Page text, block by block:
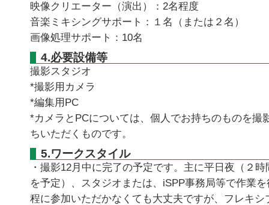
映像クリエーター（演出）：2名程度
音楽ミキシングサポート：１名（または２名）
画像処理サポート：10名
4.必要設備等
撮影スタジオ
*撮影用カメラ
*編集用PC
*カメラとPCについては、個人でお持ちのものを撮
ちいただくものです。
5.ワークスタイル
・撮影12月中に完了の予定です。主に平日夜（２
を予定）、スタジオまたは、iSPP事務局等で作業
程に参加いただかなくても大丈夫ですが、フレキシ